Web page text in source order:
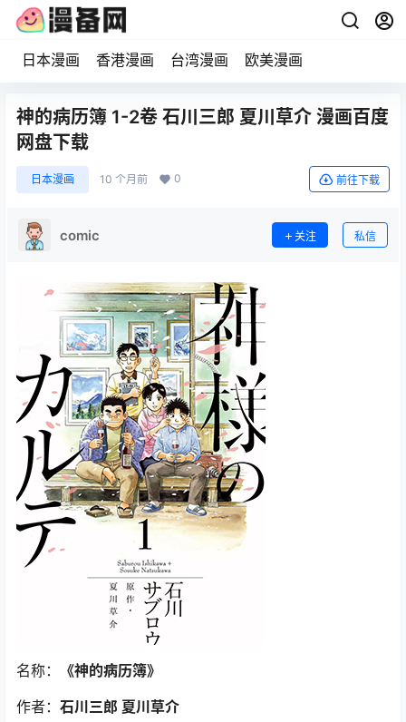
日本漫画 香港漫画 台湾漫画 欧美漫画
神的病历簿 1-2卷 石川三郎 夏川草介 漫画百度
网盘下载
日本漫画 10 个月前 0 前往下载
comic 关注 私信
名称： 《神的病历簿》
作者： 石川三郎 夏川草介